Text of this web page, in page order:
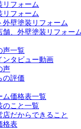
リフォーム
リフォーム
外壁塗装リフォーム
舗、外壁塗装リフォーム
声一覧
ンタビュー動画
声
の評価
ム価格表一覧
のこと一覧
店だからできること
格表